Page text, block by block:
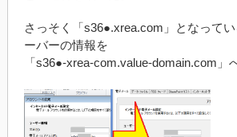
さっそく「s36●.xrea.com」となって
ーバーの情報を
「s36●-xrea-com.value-domain.com」